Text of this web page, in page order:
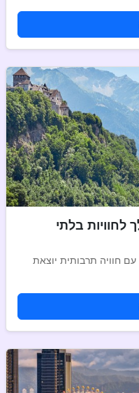
לחוויות בלתי
חוויה תרבותית יוצאת